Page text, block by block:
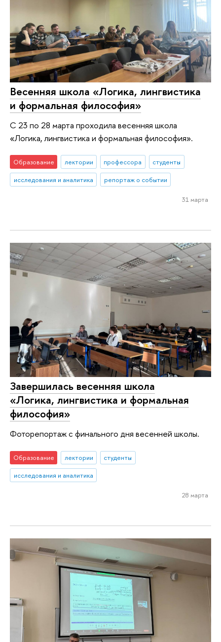
Весенняя школа «Логика, лингвистика
и формальная философия»
С 23 по 28 марта проходила весенняя школа
«Логика, лингвистика и формальная философия».
Образование лектории профессора
студенты
исследования и аналитика
репортаж о событии
31 марта
Завершилась весенняя школа
«Логика, лингвистика и формальная
философия»
Фоторепортаж с финального дня весенней школы.
Образование лектории
студенты
исследования и аналитика
28 марта